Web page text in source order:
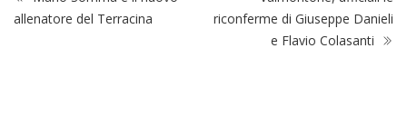
allenatore del Terracina
riconferme di Giuseppe Danieli
e Flavio Colasanti